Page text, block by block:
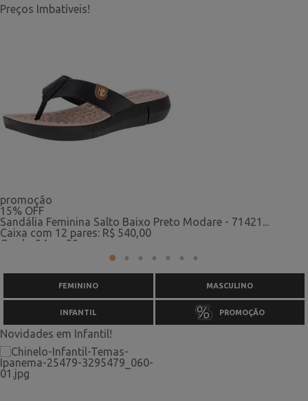
Preços Imbatíveis!
promoção
15% OFF
Sandália Feminina Salto Baixo Preto Modare - 71421...
Caixa com 12 pares: R$ 540,00
Grade: 34 ao 39
1 2 3 4 5 6 7
FEMININO MASCULINO
INFANTIL PROMOÇÃO
Novidades em Infantil!